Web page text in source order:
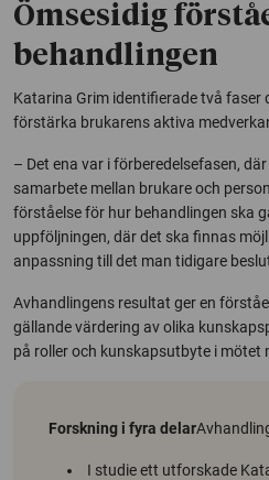
Ömsesidig
behandlingen
Katarina Grim identifierade två faser
förstärka brukarens aktiva
– Det ena var i förberedelsefasen,
samarbete mellan brukare och
förståelse för hur behandlingen ska
uppföljningen, där det ska finnas
anpassning till det man tidigare
Avhandlingens resultat ger en
gällande värdering av olika
på roller och kunskapsutbyte i mötet
Forskning i fyra delar
I studie ett utforskade